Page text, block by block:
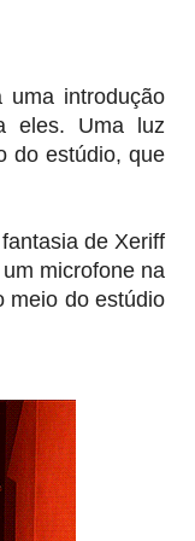
uma introdução
eles. Uma luz
do estúdio, que
de Xeriff
microfone na
meio do estúdio